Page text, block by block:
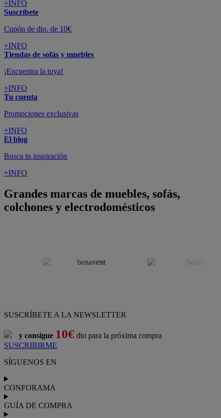
+INFO
Suscríbete
Cupón de dto. de 10€
+INFO
Tiendas de sofás y muebles
¡Encuentra la tuya!
+INFO
Tu cuenta
Promociones exclusivas
+INFO
El blog
Busca tu inspiración
+INFO
Grandes marcas de muebles, sofás,
colchones y electrodomésticos
SUSCRÍBETE A LA NEWSLETTER
y consigue 10€ dto para la próxima compra
SUSCRIBIRME
SÍGUENOS EN
CONFORAMA
GUÍA DE COMPRA